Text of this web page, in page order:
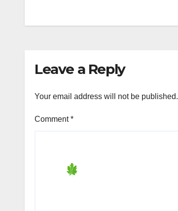
Leave a Reply
Your email address will not be published.
Comment*